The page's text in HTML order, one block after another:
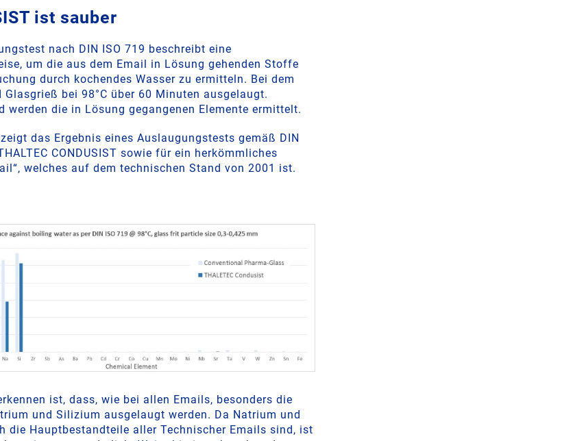
ist sauber
nach DIN ISO 719 beschreibt eine
um die aus dem Email in Lösung gehenden Stoffe
durch kochendes Wasser zu ermitteln. Bei dem
Glasgrieß bei 98°C über 60 Minuten ausgelaugt.
werden die in Lösung gegangenen Elemente ermittelt.
das Ergebnis eines Auslaugungstests gemäß DIN
CONDUSIST sowie für ein herkömmliches
welches auf dem technischen Stand von 2001 ist.
ist, dass, wie bei allen Emails, besonders die
und Silizium ausgelaugt werden. Da Natrium und
die Hauptbestandteile aller Technischer Emails sind, ist